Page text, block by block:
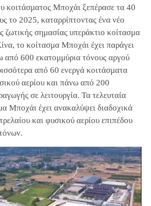
κοιτάσματος Μποχάι ξεπέρασε τα 40
το 2025, καταρρίπτοντας ένα νέο
ζωτικής σημασίας υπεράκτιο κοίτασμα
το κοίτασμα Μποχάι έχει παράγει
από 600 εκατομμύρια τόνους αργού
από 60 ενεργά κοιτάσματα
αερίου και πάνω από 200
σε λειτουργία. Τα τελευταία
Μποχάι έχει ανακαλύψει διαδοχικά
και φυσικού αερίου επιπέδου